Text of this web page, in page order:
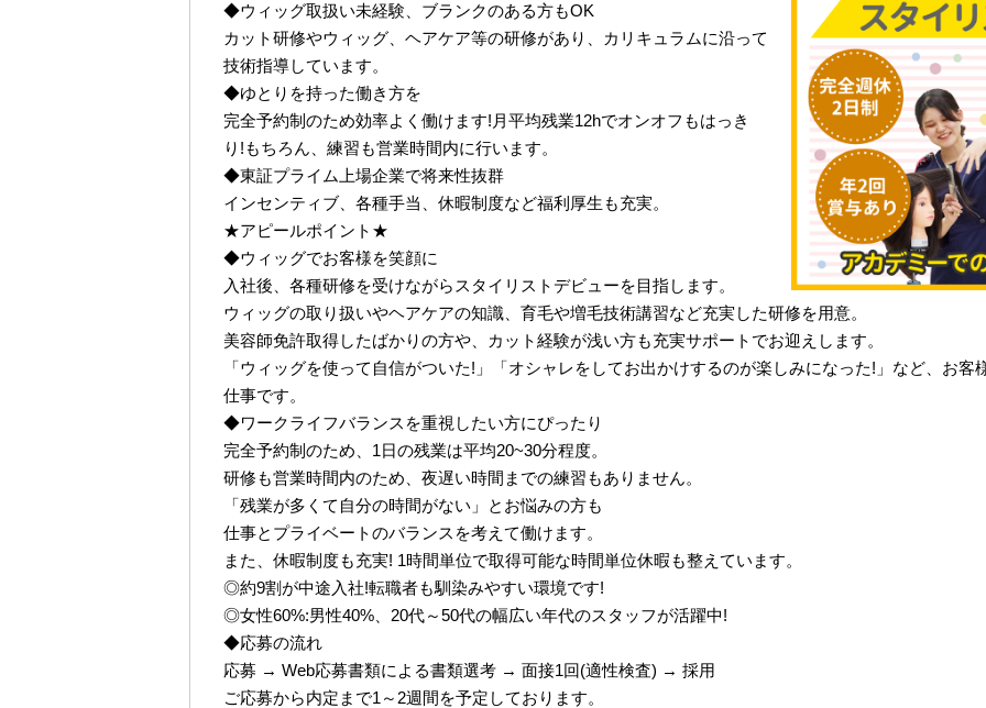
◆ウィッグ取扱い未経験、ブランクのある方もOK
カット研修やウィッグ、ヘアケア等の研修があり、カリキュラムに沿って
技術指導しています。
◆ゆとりを持った働き方を
完全予約制のため効率よく働けます!月平均残業12hでオンオフもはっき
り!もちろん、練習も営業時間内に行います。
◆東証プライム上場企業で将来性抜群
インセンティブ、各種手当、休暇制度など福利厚生も充実。
★アピールポイント★
◆ウィッグでお客様を笑顔に
入社後、各種研修を受けながらスタイリストデビューを目指します。
ウィッグの取り扱いやヘアケアの知識、育毛や増毛技術講習など充実した研修を用意。
美容師免許取得したばかりの方や、カット経験が浅い方も充実サポートでお迎えします。
「ウィッグを使って自信がついた!」「オシャレをしてお出かけするのが楽しみになった!」など、お
仕事です。
◆ワークライフバランスを重視したい方にぴったり
完全予約制のため、1日の残業は平均20~30分程度。
研修も営業時間内のため、夜遅い時間までの練習もありません。
「残業が多くて自分の時間がない」とお悩みの方も
仕事とプライベートのバランスを考えて働けます。
また、休暇制度も充実! 1時間単位で取得可能な時間単位休暇も整えています。
◎約9割が中途入社!転職者も馴染みやすい環境です!
◎女性60%:男性40%、20代～50代の幅広い年代のスタッフが活躍中!
◆応募の流れ
応募 → Web応募書類による書類選考 → 面接1回(適性検査) → 採用
ご応募から内定まで1～2週間を予定しております。